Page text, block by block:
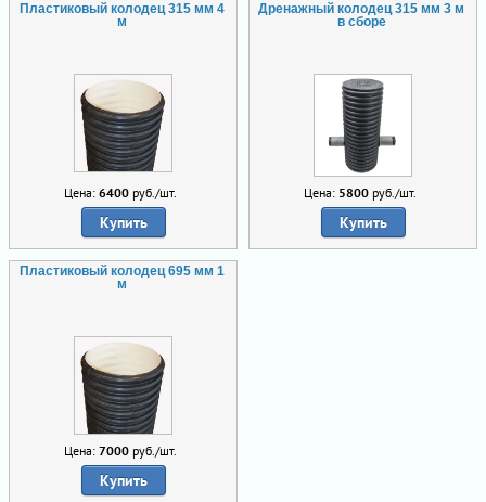
Пластиковый колодец 315 мм 4
м
Цена: 6400 руб./шт.
Купить
Дренажный колодец 315 мм 3 м
в сборе
Цена: 5800 руб./шт.
Купить
Пластиковый колодец 695 мм 1
м
Цена: 7000 руб./шт.
Купить